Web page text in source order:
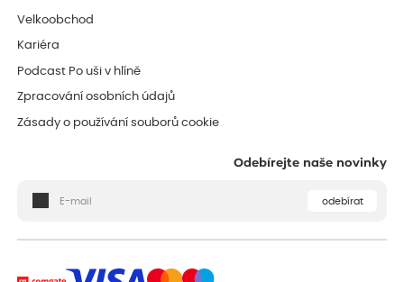
Velkoobchod
Kariéra
Podcast Po uši v hlíně
Zpracování osobních údajů
Zásady o používání souborů cookie
Odebírejte naše novinky
odebírat